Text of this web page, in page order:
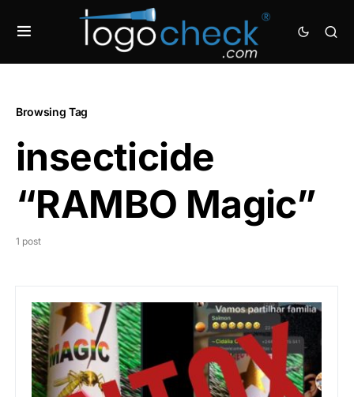
Browsing Tag
insecticide
“RAMBO Magic”
1 post